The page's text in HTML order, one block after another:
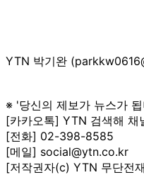
YTN 박기완
※ '당신의 제보가 뉴스가
[카카오톡] YTN 검색해 채
[전화] 02-398-8585
[메일] social@ytn.co.kr
[저작권자(c) YTN 무단전